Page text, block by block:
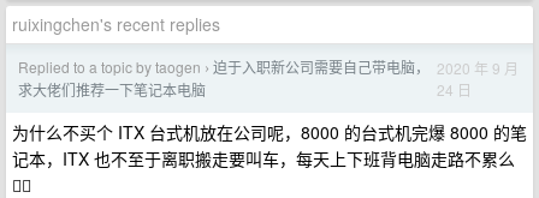
ruixingchen's recent replies
Replied to a topic by taogen › 迫于入职新公司需要自己带电脑，
求大佬们推荐一下笔记本电脑
2020 年 9 月
24 日
为什么不买个 ITX 台式机放在公司呢，8000 的台式机完爆 8000 的笔
记本，ITX 也不至于离职搬走要叫车，每天上下班背电脑走路不累么
🙅‍♂️